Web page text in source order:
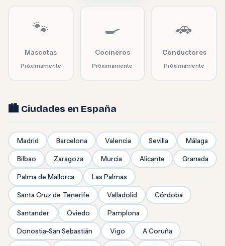
🐾
Mascotas
Próximamente
🍳
Cocineros
Próximamente
🚗
Conductores
Próximamente
🏙️ Ciudades en España
Madrid Barcelona Valencia Sevilla Málaga
Bilbao Zaragoza Murcia Alicante Granada
Palma de Mallorca Las Palmas
Santa Cruz de Tenerife Valladolid Córdoba
Santander Oviedo Pamplona
Donostia-San Sebastián Vigo A Coruña